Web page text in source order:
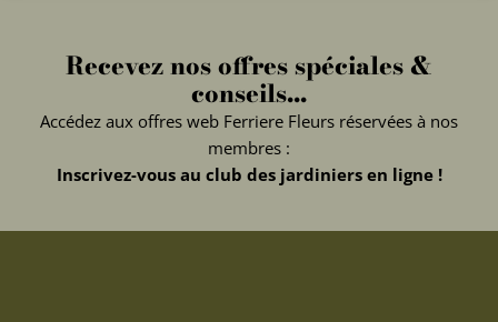
Recevez nos offres spéciales &
conseils...
Accédez aux offres web Ferriere Fleurs réservées à nos
membres :
Inscrivez-vous au club des jardiniers en ligne !